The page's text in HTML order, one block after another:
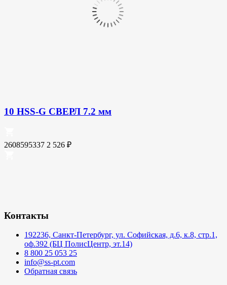
10 HSS-G СВЕРЛ 7.2 мм
2608595337 2 526 ₽
Контакты
192236, Санкт-Петербург, ул. Софийская, д.6, к.8, стр.1,
оф.392 (БЦ ПолисЦентр, эт.14)
8 800 25 053 25
info@ss-pt.com
Обратная связь